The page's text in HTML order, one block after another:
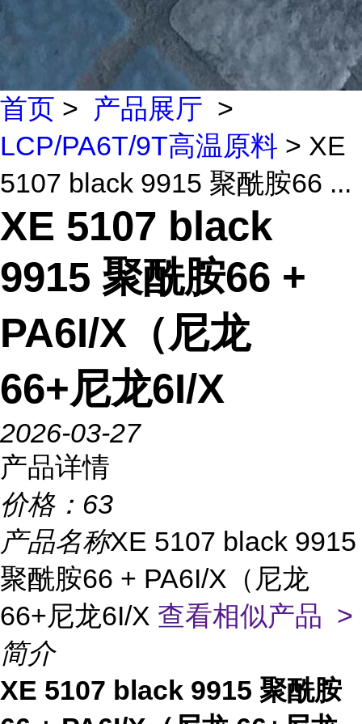
首页 > 产品展厅 >
LCP/PA6T/9T高温原料 > XE
5107 black 9915 聚酰胺66 ...
XE 5107 black
9915 聚酰胺66 +
PA6I/X（尼龙
66+尼龙6I/X
2026-03-27
产品详情
价格： 63
产品名称XE 5107 black 9915
聚酰胺66 + PA6I/X（尼龙
66+尼龙6I/X 查看相似产品 >
简介
XE 5107 black 9915 聚酰胺